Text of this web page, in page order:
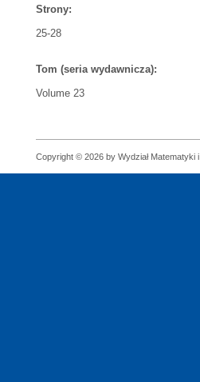
Strony:
25-28
Tom (seria wydawnicza):
Volume 23
Copyright © 2026 by Wydział